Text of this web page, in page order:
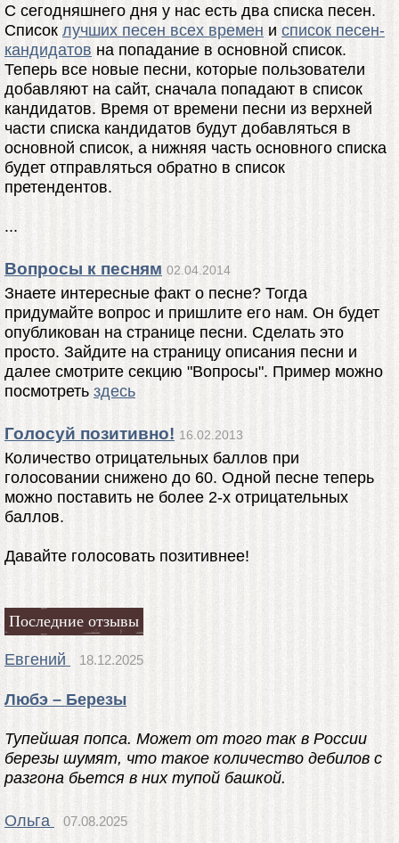
С сегодняшнего дня у нас есть два списка песен.
Список лучших песен всех времен и список песен-
кандидатов на попадание в основной список.
Теперь все новые песни, которые пользователи
добавляют на сайт, сначала попадают в список
кандидатов. Время от времени песни из верхней
части списка кандидатов будут добавляться в
основной список, а нижняя часть основного списка
будет отправляться обратно в список
претендентов.
...
Вопросы к песням 02.04.2014
Знаете интересные факт о песне? Тогда
придумайте вопрос и пришлите его нам. Он будет
опубликован на странице песни. Сделать это
просто. Зайдите на страницу описания песни и
далее смотрите секцию "Вопросы". Пример можно
посмотреть здесь
Голосуй позитивно! 16.02.2013
Количество отрицательных баллов при
голосовании снижено до 60. Одной песне теперь
можно поставить не более 2-х отрицательных
баллов.
Давайте голосовать позитивнее!
Последние отзывы
Евгений 18.12.2025
Любэ – Березы
Тупейшая попса. Может от того так в России
березы шумят, что такое количество дебилов с
разгона бьется в них тупой башкой.
Ольга 07.08.2025